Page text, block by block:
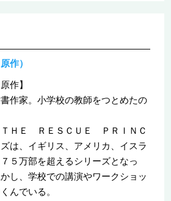
作）
作】
作家。小学校の教師をつとめたの
ＴＨＥ ＲＥＳＣＵＥ ＰＲＩＮＣ
は、イギリス、アメリカ、イスラ
５万部を超えるシリーズとなっ
し、学校での講演やワークショッ
んでいる。